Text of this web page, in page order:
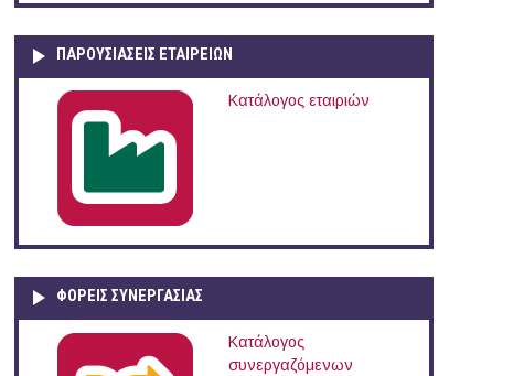
ΠΑΡΟΥΣΙΆΣΕΙΣ ΕΤΑΙΡΕΙΏΝ
Κατάλογος εταιριών
ΦΟΡΕΙΣ ΣΥΝΕΡΓΑΣΙΑΣ
Κατάλογος
συνεργαζόμενων